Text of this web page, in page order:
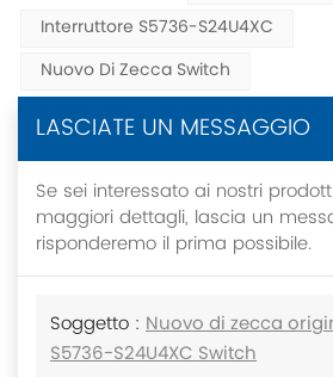
Interruttore S5736-S24U4XC
Nuovo Di Zecca Switch
LASCIATE UN MESSAGGIO
Se sei interessato ai nostri
maggiori dettagli, lascia un
risponderemo il prima possibile.
Soggetto : Nuovo di zecca
S5736-S24U4XC Switch